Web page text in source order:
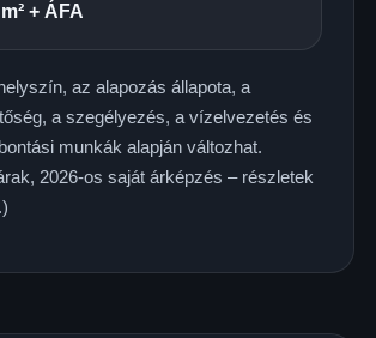
+ ÁFA
az alapozás állapota, a
a szegélyezés, a vízelvezetés és
munkák alapján változhat.
2026-os saját árképzés – részletek